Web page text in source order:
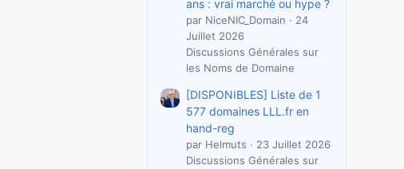
ans : vrai marché ou hype ?
par NiceNIC_Domain
24
Juillet 2026
Discussions Générales sur
les Noms de Domaine
[DISPONIBLES] Liste de 1
577 domaines LLL.fr en
hand-reg
par Helmuts
23 Juillet 2026
Discussions Générales sur